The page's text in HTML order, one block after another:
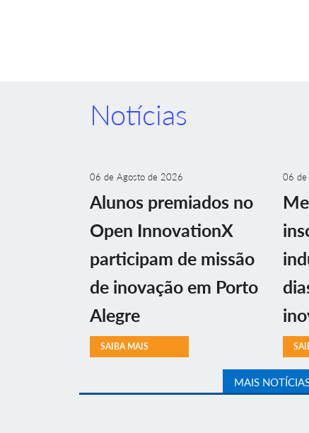
Notícias
06 de Agosto de 2026
Alunos premiados no
Open InnovationX
participam de missão
de inovação em Porto
Alegre
SAIBA MAIS
06 de
MAIS